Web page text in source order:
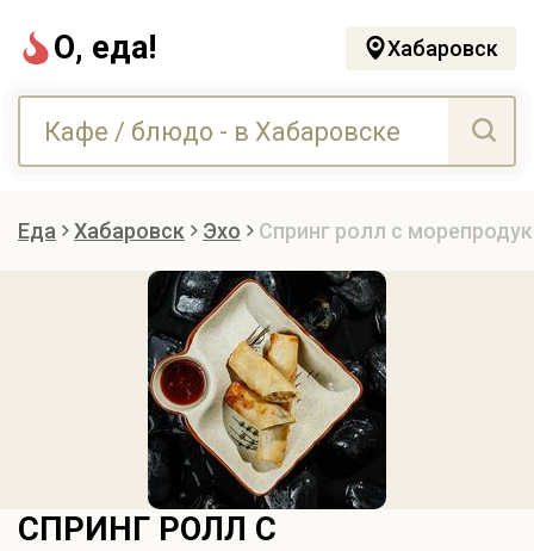
О, еда! Хабаровск
Еда Хабаровск Эхо Спринг ролл с
СПРИНГ РОЛЛ С